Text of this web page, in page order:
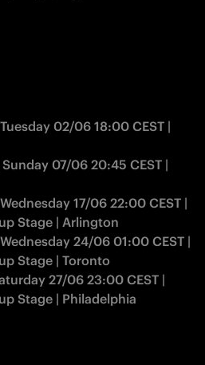
02/06 18:00 CEST |
07/06 20:45 CEST |
17/06 22:00 CEST |
Stage | Arlington
24/06 01:00 CEST |
Stage | Toronto
27/06 23:00 CEST |
Stage | Philadelphia